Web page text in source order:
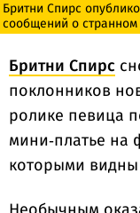
Бритни Спирс
сообщений о
Бритни Спирс
поклонников
ролике певица
мини-платье на
которыми видны